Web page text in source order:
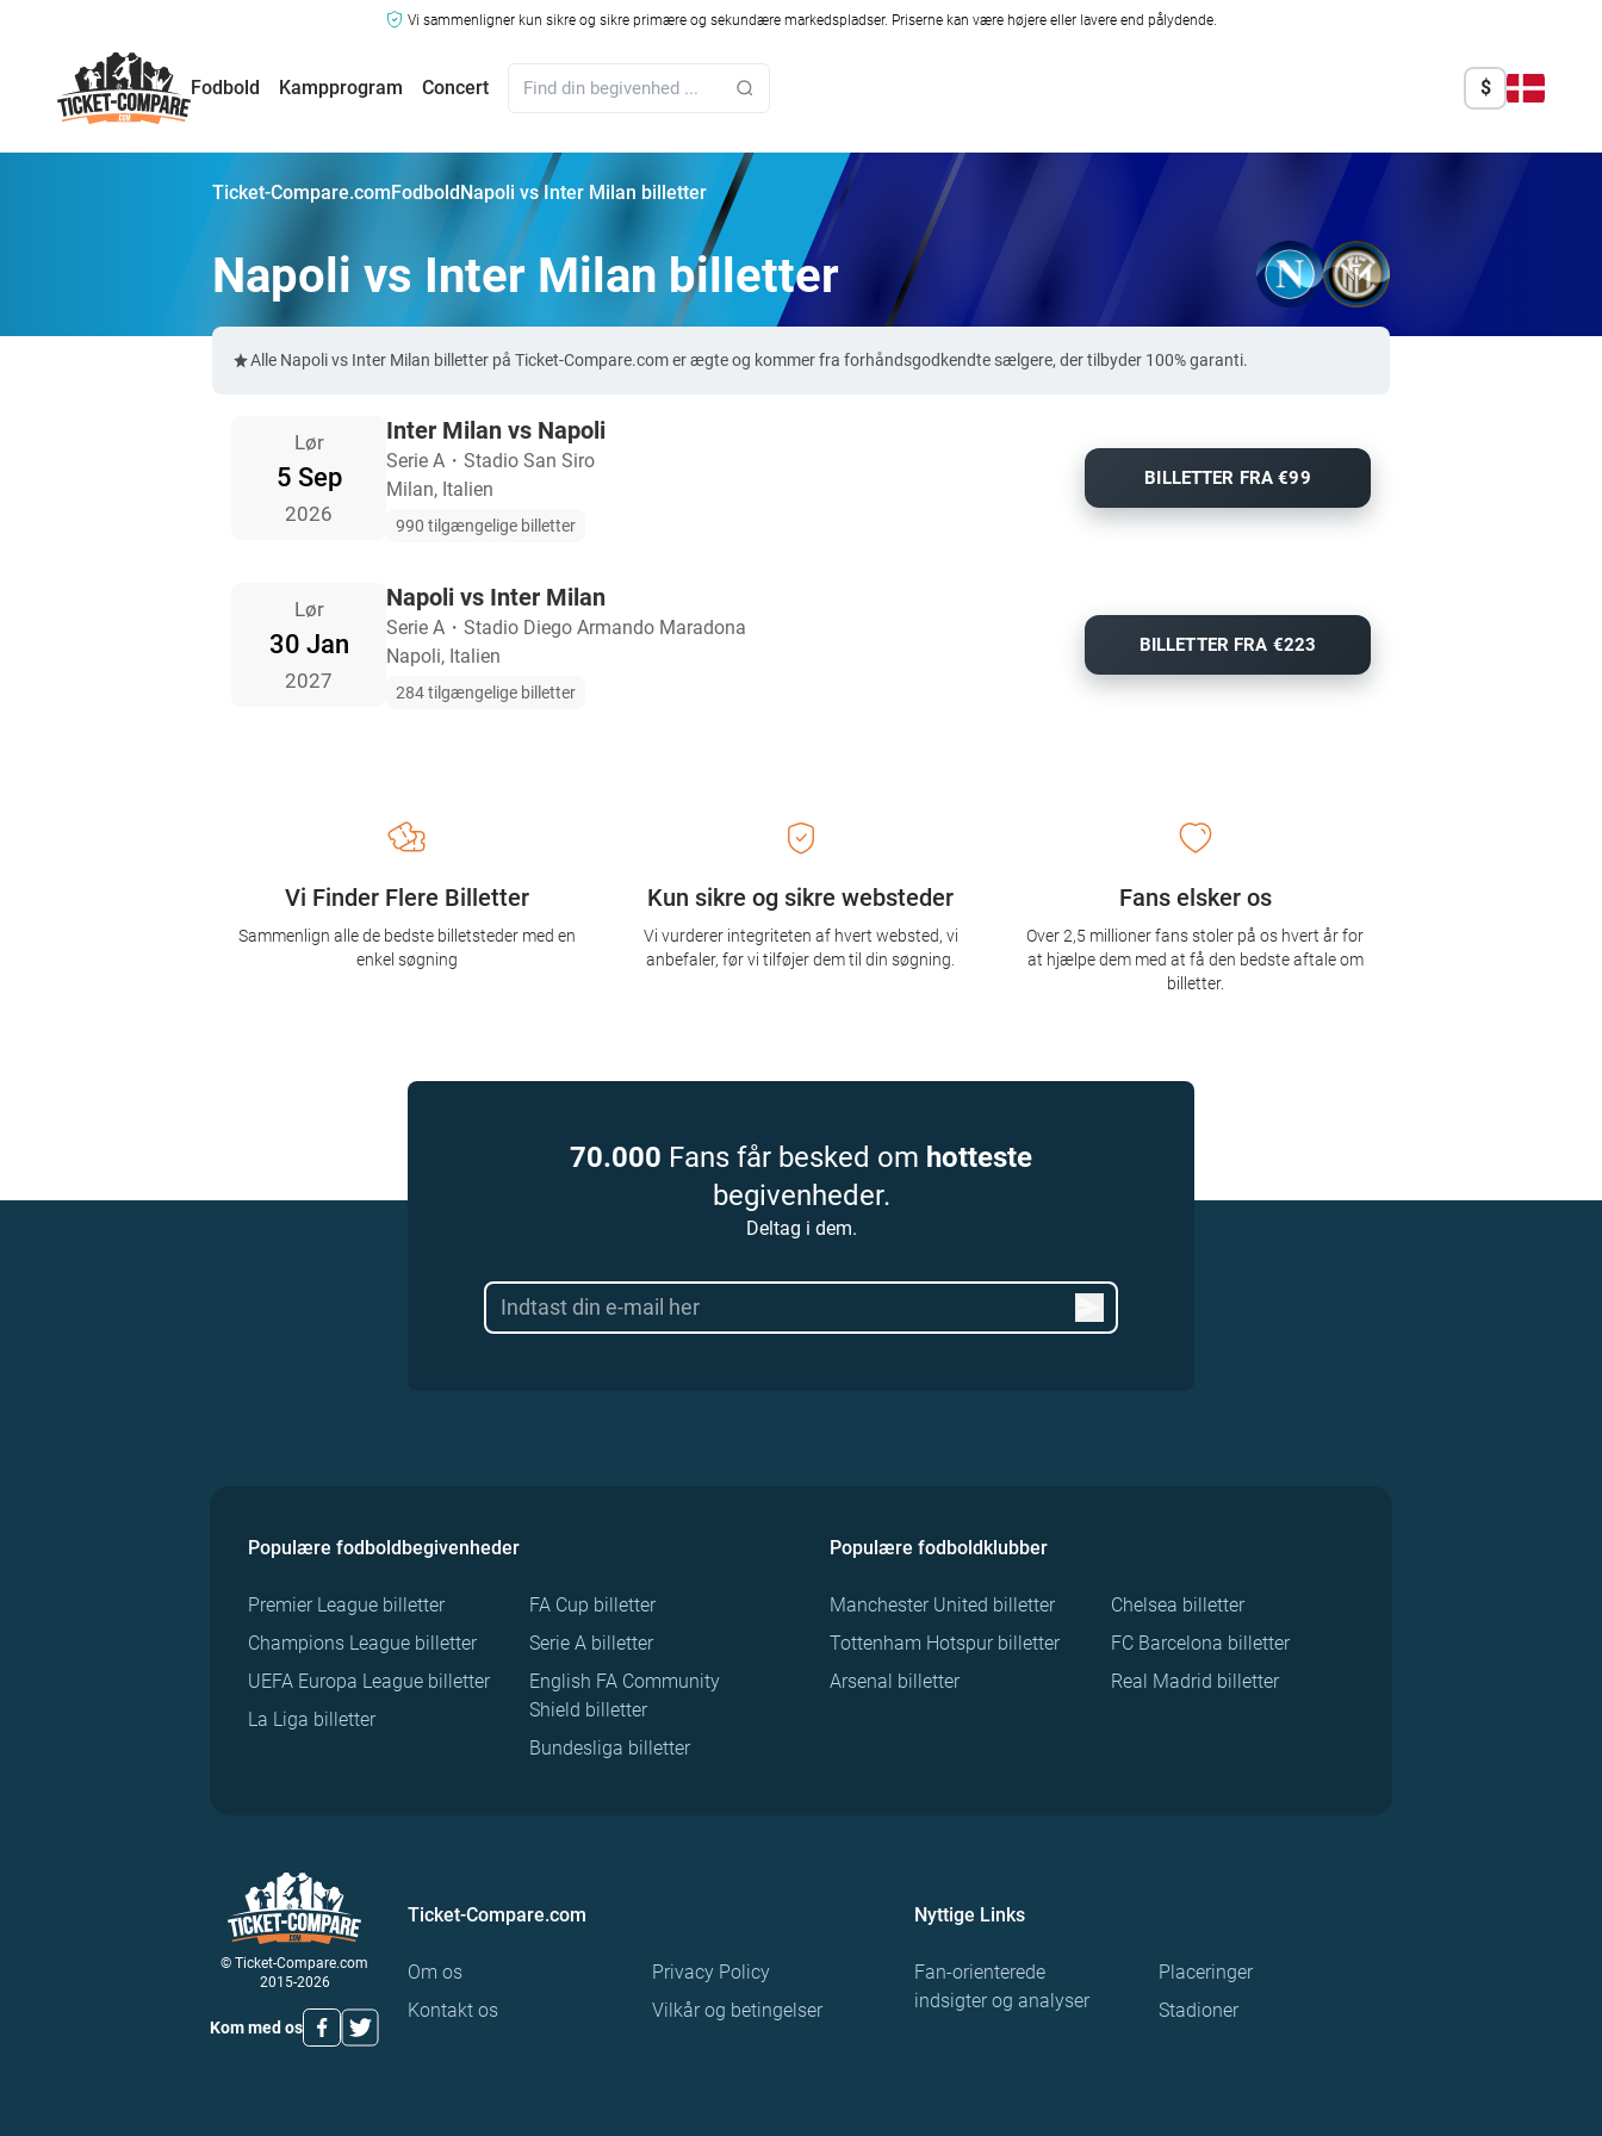
Vi sammenligner kun sikre og sikre primære og sekundære markedspladser. Priserne kan være højere eller lavere end pålydende.
Fodbold Kampprogram Concert $
Ticket-Compare.comFodboldNapoli vs Inter Milan billetter
Napoli vs Inter Milan billetter
Alle Napoli vs Inter Milan billetter på Ticket-Compare.com er ægte og kommer fra forhåndsgodkendte sælgere, der tilbyder 100% garanti.
Lør
5 Sep
2026
Inter Milan vs Napoli
Serie A ・ Stadio San Siro
Milan, Italien
990 tilgængelige billetter
BILLETTER FRA €99
Lør
30 Jan
2027
Napoli vs Inter Milan
Serie A ・ Stadio Diego Armando Maradona
Napoli, Italien
284 tilgængelige billetter
BILLETTER FRA €223
Kun sikre og sikre websteder
Vi vurderer integriteten af ​​hvert websted, vi
anbefaler, før vi tilføjer dem til din søgning.
Vi Finder Flere Billetter
Sammenlign alle de bedste billetsteder med en
enkel søgning
Fans elsker os
Over 2,5 millioner fans stoler på os hvert år for
at hjælpe dem med at få den bedste aftale om
billetter.
70.000 Fans får besked om hotteste
begivenheder.
Deltag i dem.
Populære fodboldbegivenheder
Premier League billetter
Champions League billetter
UEFA Europa League billetter
La Liga billetter
FA Cup billetter
Serie A billetter
English FA Community
Shield billetter
Bundesliga billetter
Populære fodboldklubber
Manchester United billetter
Tottenham Hotspur billetter
Arsenal billetter
Chelsea billetter
FC Barcelona billetter
Real Madrid billetter
© Ticket-Compare.com
2015-2026
Kom med os
Ticket-Compare.com
Om os
Kontakt os
Privacy Policy
Vilkår og betingelser
Nyttige Links
Fan-orienterede
indsigter og analyser
Placeringer
Stadioner